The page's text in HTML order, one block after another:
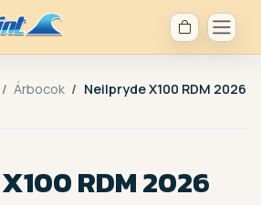
Árbocok Neilpryde X100 RDM 2026
RDM 2026